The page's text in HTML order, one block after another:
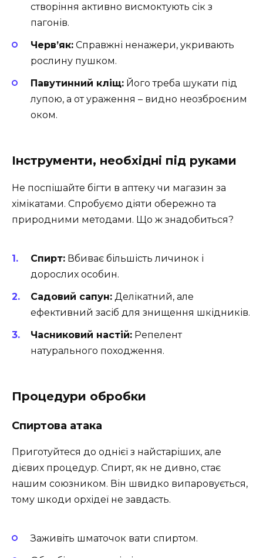
створіння активно висмоктують сік з
пагонів.
Черв’як: Справжні ненажери, укривають
рослину пушком.
Павутинний кліщ: Його треба шукати під
лупою, а от ураження – видно неозброєним
оком.
Інструменти, необхідні під руками
Не поспішайте бігти в аптеку чи магазин за
хімікатами. Спробуємо діяти обережно та
природними методами. Що ж знадобиться?
Спирт: Вбиває більшість личинок і
дорослих особин.
Садовий сапун: Делікатний, але
ефективний засіб для знищення шкідників.
Часниковий настій: Репелент
натурального походження.
Процедури обробки
Спиртова атака
Приготуйтеся до однієї з найстаріших, але
дієвих процедур. Спирт, як не дивно, стає
нашим союзником. Він швидко випаровується,
тому шкоди орхідеї не завдасть.
Заживіть шматочок вати спиртом.